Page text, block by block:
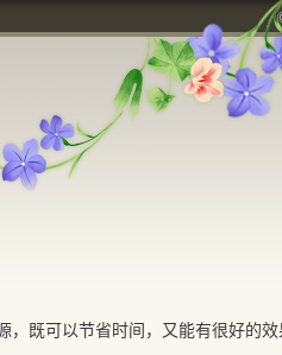
既可以节省时间，又能有很好的效